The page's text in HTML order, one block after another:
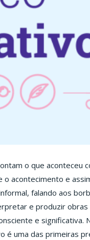
o que aconteceu
acontecimento e
falando aos
e produzir
e significativa.
é uma das primeiras